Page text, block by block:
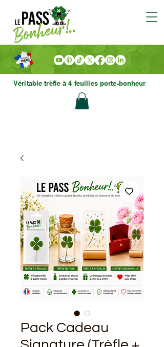
Véritable trèfle à 4 feuilles porte-bonheur
Pack Cadeau